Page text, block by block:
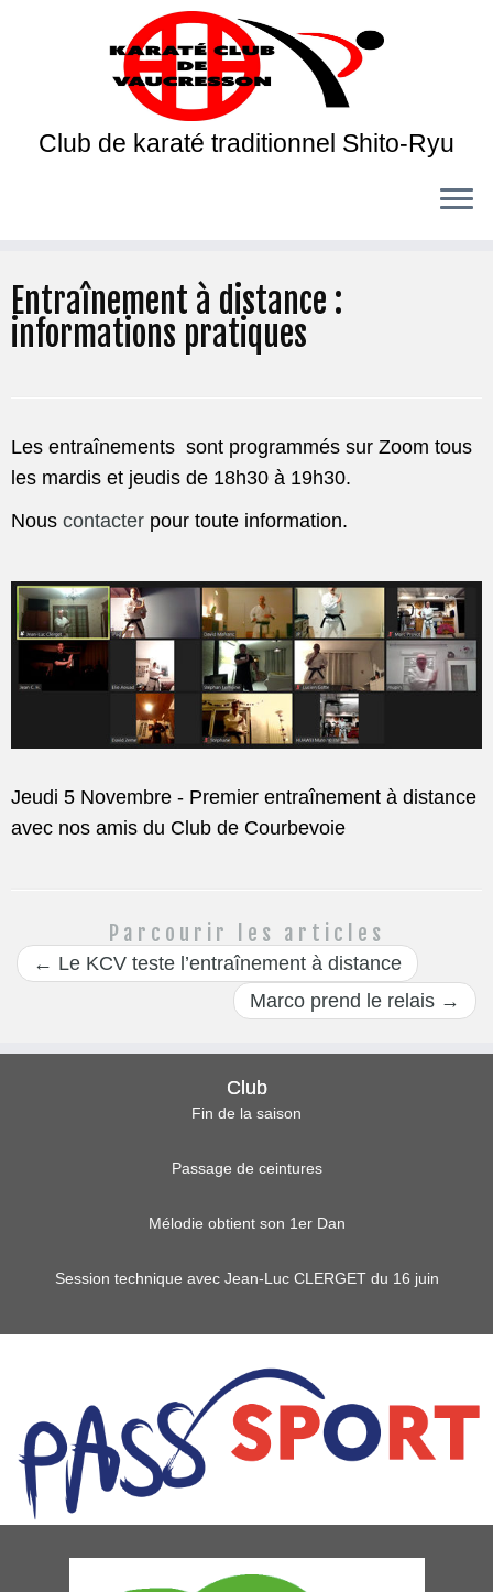
Club de karaté traditionnel Shito-Ryu
Entraînement à distance :
informations pratiques
Les entraînements sont programmés sur Zoom tous
les mardis et jeudis de 18h30 à 19h30.
Nous contacter pour toute information.
Jeudi 5 Novembre - Premier entraînement à distance
avec nos amis du Club de Courbevoie
Parcourir les articles
← Le KCV teste l’entraînement à distance
Marco prend le relais →
Club
Fin de la saison
Passage de ceintures
Mélodie obtient son 1er Dan
Session technique avec Jean-Luc CLERGET du 16 juin